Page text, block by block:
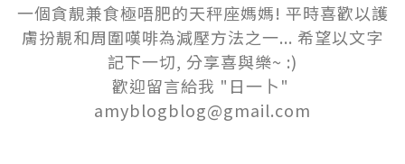
一個貪靚兼食極唔肥的天秤座媽媽! 平時喜歡以護
膚扮靚和周圍嘆啡為減壓方法之一... 希望以文字
記下一切, 分享喜與樂~ :)
歡迎留言給我 "日一卜"
amyblogblog@gmail.com